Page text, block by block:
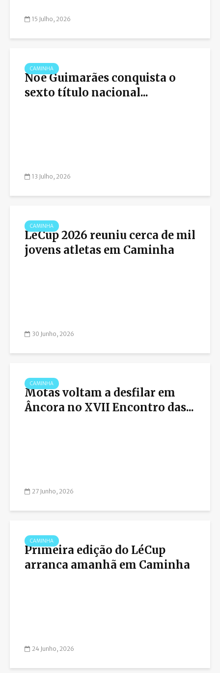
15 Julho, 2026
CAMINHA
Noé Guimarães conquista o
sexto título nacional...
13 Julho, 2026
CAMINHA
LéCup 2026 reuniu cerca de mil
jovens atletas em Caminha
30 Junho, 2026
CAMINHA
Motas voltam a desfilar em
Âncora no XVII Encontro das...
27 Junho, 2026
CAMINHA
Primeira edição do LéCup
arranca amanhã em Caminha
24 Junho, 2026